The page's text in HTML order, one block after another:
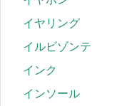
イヤリング
イルビゾンテ
インク
インソール